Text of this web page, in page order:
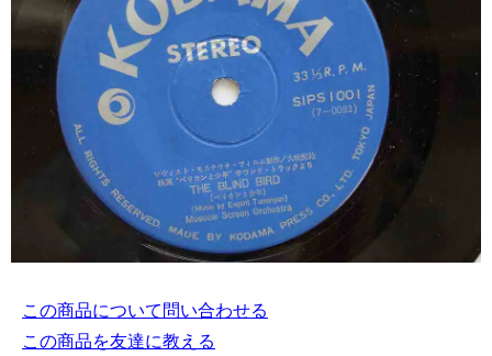
この商品について問い合わせる
この商品を友達に教える